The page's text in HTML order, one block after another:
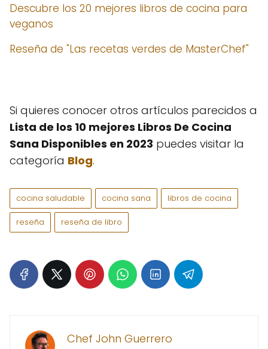
Descubre los 20 mejores libros de cocina para
veganos
Reseña de "Las recetas verdes de MasterChef"
Si quieres conocer otros artículos parecidos a
Lista de los 10 mejores Libros De Cocina
Sana Disponibles en 2023 puedes visitar la
categoría Blog.
cocina saludable cocina sana libros de cocina
reseña reseña de libro
Chef John Guerrero